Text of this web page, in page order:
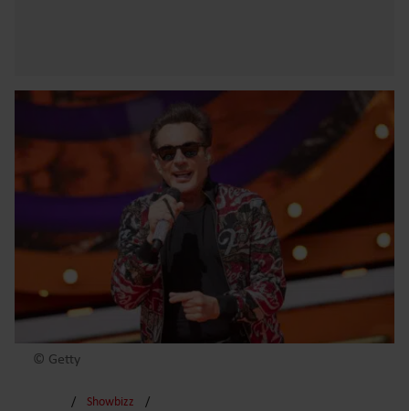
© Getty
Showbizz